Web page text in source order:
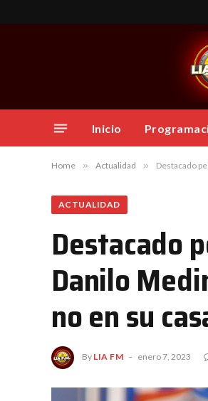
Inicio
Home » Actualidad » Destacado
ACTUALIDAD
Destacado
Danilo
no en su
By LIA FM enero 7, 2023